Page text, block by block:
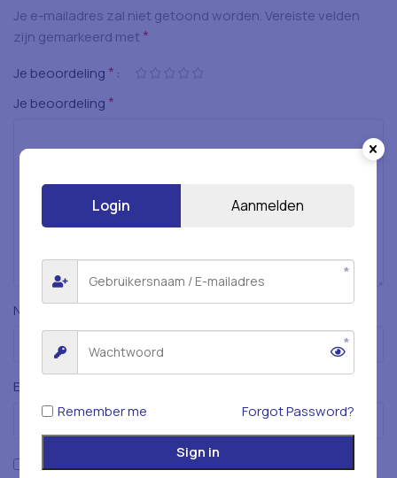
Je e-mailadres zal niet getoond worden.Vereiste velden
zijn gemarkeerd met *
Je beoordeling *
Je beoordeling *
Naam *
E-mail
Mijn naam, e-mailadres en website opslaan in deze
Login Aanmelden
Remember me Forgot Password?
Sign in